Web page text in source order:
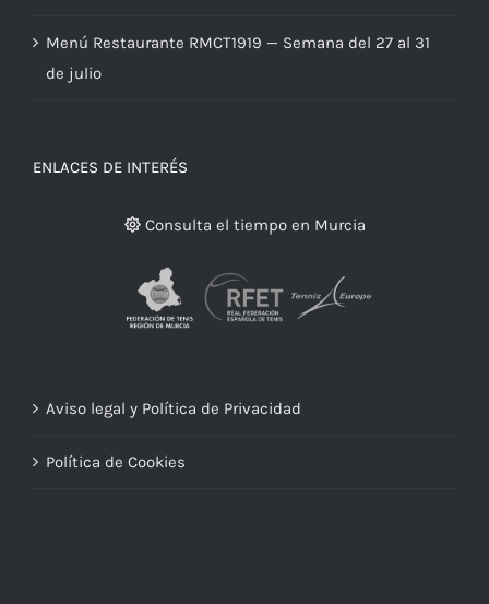
Menú Restaurante RMCT1919 — Semana del 27 al 31
de julio
ENLACES DE INTERÉS
Consulta el tiempo en Murcia
Aviso legal y Política de Privacidad
Política de Cookies